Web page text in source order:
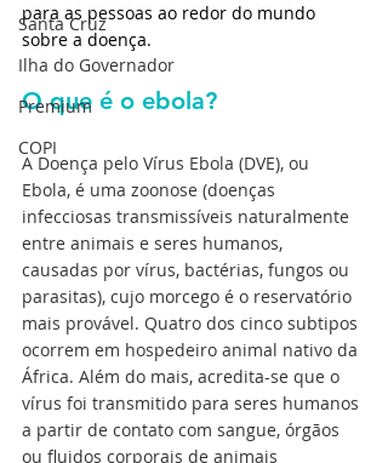
Santa Cruz
Ilha do Governador
Premium
COPI
para as pessoas ao redor do mundo
sobre a doença.
O que é o ebola?
A Doença pelo Vírus Ebola (DVE), ou
Ebola, é uma zoonose (doenças
infecciosas transmissíveis naturalmente
entre animais e seres humanos,
causadas por vírus, bactérias, fungos ou
parasitas), cujo morcego é o reservatório
mais provável. Quatro dos cinco subtipos
ocorrem em hospedeiro animal nativo da
África. Além do mais, acredita-se que o
vírus foi transmitido para seres humanos
a partir de contato com sangue, órgãos
ou fluidos corporais de animais